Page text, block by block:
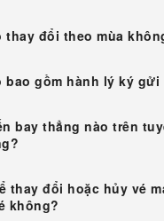
thay đổi theo mùa
bao gồm hành lý ký gửi
bay thẳng nào trên
thay đổi hoặc hủy vé
không?